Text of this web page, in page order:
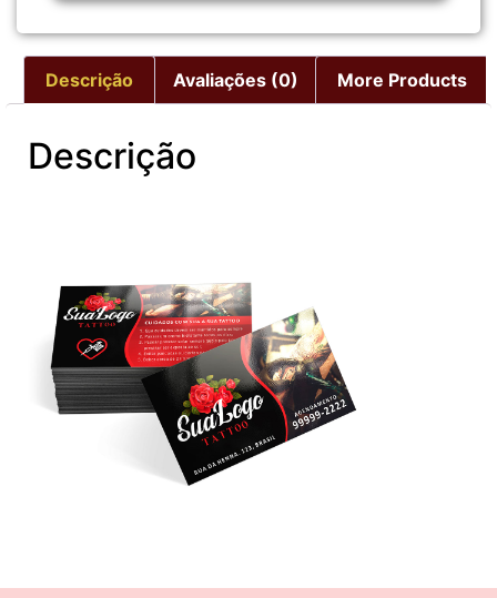
Descrição Avaliações (0) More Products
Descrição